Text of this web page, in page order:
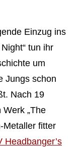
Einzug ins
tun ihr
um
Jungs schon
Nach 19
„The
Metaller fitter
Headbanger’s